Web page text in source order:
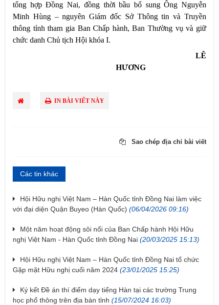
tổng hợp Đồng Nai, đồng thời bầu bổ sung Ông Nguyễn
Minh Hùng – nguyên Giám đốc Sở Thông tin và Truyền
thông tỉnh tham gia Ban Chấp hành, Ban Thường vụ và giữ
chức danh Chủ tịch Hội khóa I.
LÊ
HƯƠNG
IN BÀI VIẾT NÀY
Sao chép địa chỉ bài viết
Các tin khác
Hội Hữu nghị Việt Nam – Hàn Quốc tỉnh Đồng Nai làm việc
với đại diện Quận Buyeo (Hàn Quốc) (06/04/2026 09:16)
Một năm hoạt động sôi nổi của Ban Chấp hành Hội Hữu
nghị Việt Nam - Hàn Quốc tỉnh Đồng Nai (20/03/2025 15:13)
Hội Hữu nghị Việt Nam – Hàn Quốc tỉnh Đồng Nai tổ chức
Gặp mặt Hữu nghị cuối năm 2024 (23/01/2025 15:25)
Ký kết Đề án thí điểm dạy tiếng Hàn tại các trường Trung
học phổ thông trên địa bàn tỉnh (15/07/2024 16:03)